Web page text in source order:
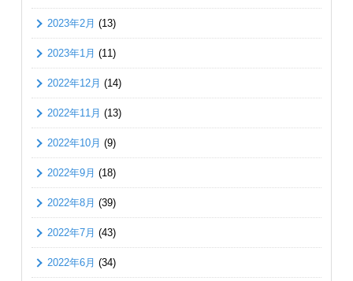
2023年2月 (13)
2023年1月 (11)
2022年12月 (14)
2022年11月 (13)
2022年10月 (9)
2022年9月 (18)
2022年8月 (39)
2022年7月 (43)
2022年6月 (34)